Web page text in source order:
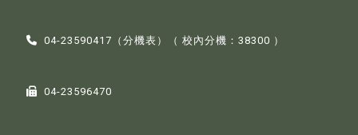
04-23590417（分機表 ）（ 校內分機：38300 ）
04-23596470